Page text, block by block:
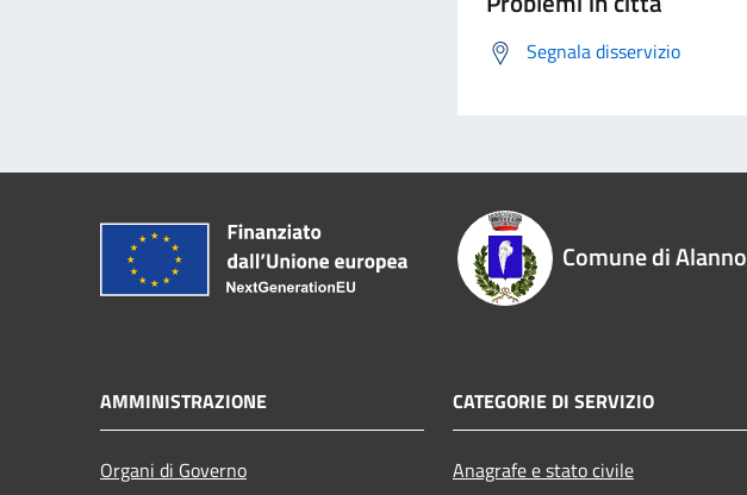
Segnala disservizio
Comune di Alanno
AMMINISTRAZIONE
Organi di Governo
CATEGORIE DI SERVIZIO
Anagrafe e stato civile